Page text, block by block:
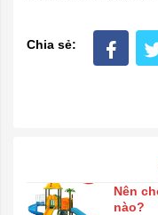
Chia sẻ:
Nên
nào?